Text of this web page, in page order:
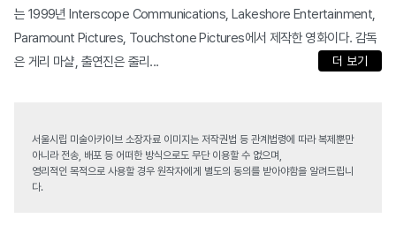
는 1999년 Interscope Communications, Lakeshore Entertainment,
Paramount Pictures, Touchstone Pictures에서 제작한 영화이다. 감독
은 게리 마샬, 출연진은 줄리...
더 보기
서울시립 미술아카이브 소장자료 이미지는 저작권법 등 관계법령에 따라 복제뿐만
아니라 전송, 배포 등 어떠한 방식으로도 무단 이용할 수 없으며,
영리적인 목적으로 사용할 경우 원작자에게 별도의 동의를 받아야함을 알려드립니
다.